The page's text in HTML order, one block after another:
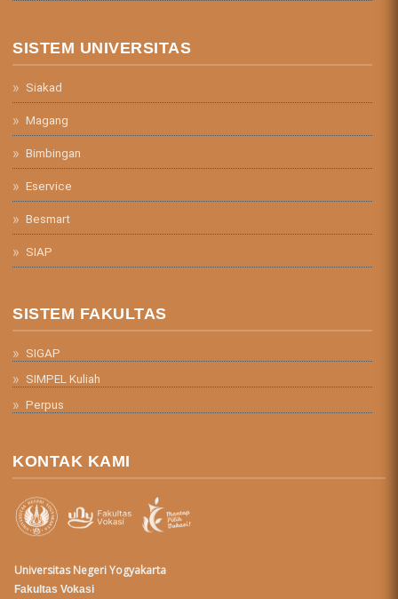
SISTEM UNIVERSITAS
Siakad
Magang
Bimbingan
Eservice
Besmart
SIAP
SISTEM FAKULTAS
SIGAP
SIMPEL Kuliah
Perpus
KONTAK KAMI
Universitas Negeri Yogyakarta
Fakultas Vokasi